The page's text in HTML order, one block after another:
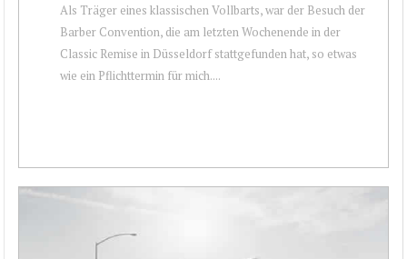
Als Träger eines klassischen Vollbarts, war der Besuch der
Barber Convention, die am letzten Wochenende in der
Classic Remise in Düsseldorf stattgefunden hat, so etwas
wie ein Pflichttermin für mich....